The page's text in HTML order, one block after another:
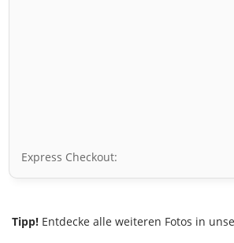
Express Checkout:
Tipp! Entdecke alle weiteren Fotos in